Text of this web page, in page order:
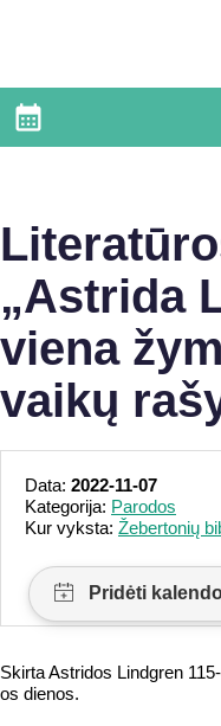
„Astrida
viena
vaikų
Data: 2022-11-07
Kategorija: Parodos
Kur vyksta: Žebertonių
Skirta Astridos Lindgren
os dienos.